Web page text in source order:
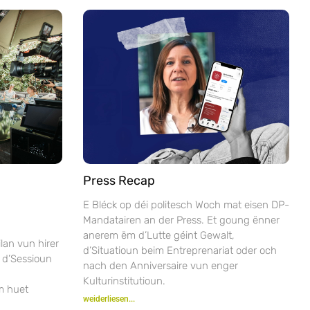
vun hirer
huet
Press Recap
E Bléck op déi politesch Woch mat eisen DP-
Mandatairen an der Press. Et goung ënner
anerem ëm d’Lutte géint Gewalt,
d’Situatioun beim Entreprenariat oder och
nach den Anniversaire vun enger
Kulturinstitutioun.
weiderliesen...